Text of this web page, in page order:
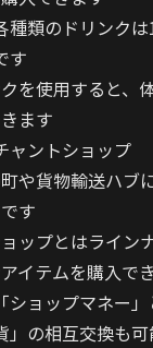
種類のドリンク
す
を使用すると、
ます
ャントショップ
や貨物輸送ハブ
す
ップとはライン
イテムを購入で
「ショップマネー
」の相互交換も